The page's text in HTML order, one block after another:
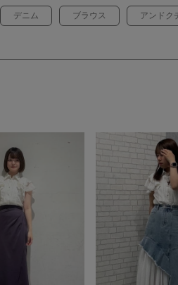
デニム ブラウス アンドク